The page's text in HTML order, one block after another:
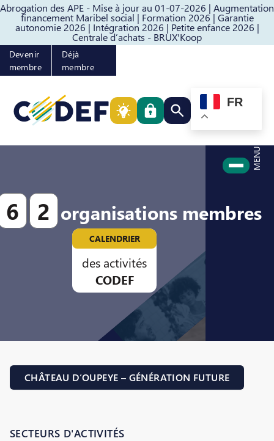
Abrogation des APE - Mise à jour au 01-07-2026 | Augmentation
financement Maribel social | Formation 2026 | Garantie
autonomie 2026 | Intégration 2026 | Petite enfance 2026 |
Centrale d’achats - BRUX'Koop
Passer au contenuPasser au pied de page
Devenir
membre
Déjà
membre
Rechercher quelque
FR
MENU
6 2 organisations membres
CALENDRIER
des activités
CODEF
CHÂTEAU D’OUPEYE – GÉNÉRATION FUTURE
SECTEURS D'ACTIVITÉS